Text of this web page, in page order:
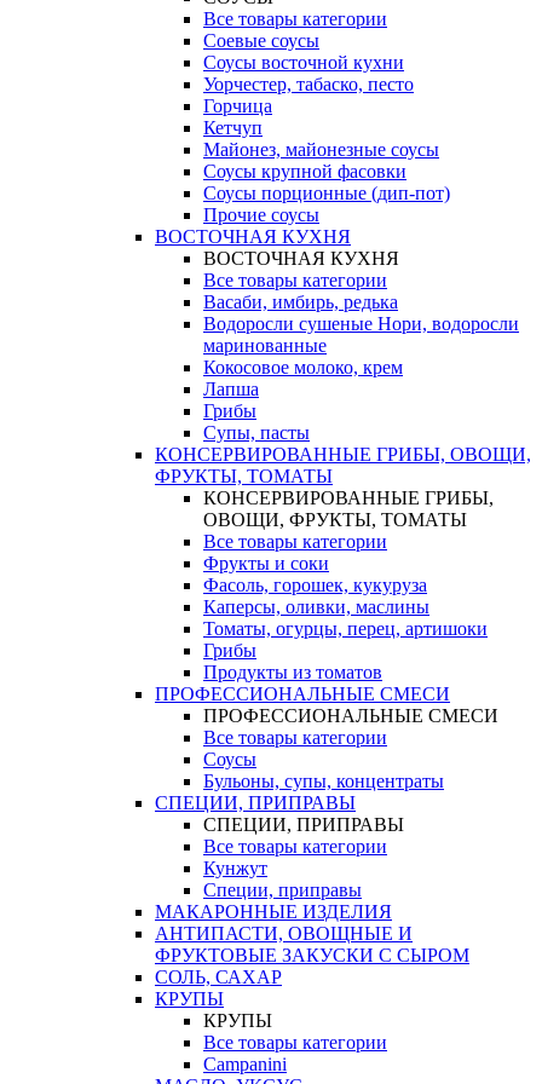
Все товары категории
Соевые соусы
Соусы восточной кухни
Уорчестер, табаско, песто
Горчица
Кетчуп
Майонез, майонезные соусы
Соусы крупной фасовки
Соусы порционные (дип-пот)
Прочие соусы
ВОСТОЧНАЯ КУХНЯ
ВОСТОЧНАЯ КУХНЯ
Все товары категории
Васаби, имбирь, редька
Водоросли сушеные Нори, водоросли
маринованные
Кокосовое молоко, крем
Лапша
Грибы
Супы, пасты
КОНСЕРВИРОВАННЫЕ ГРИБЫ, ОВОЩИ,
ФРУКТЫ, ТОМАТЫ
КОНСЕРВИРОВАННЫЕ ГРИБЫ,
ОВОЩИ, ФРУКТЫ, ТОМАТЫ
Все товары категории
Фрукты и соки
Фасоль, горошек, кукуруза
Каперсы, оливки, маслины
Томаты, огурцы, перец, артишоки
Грибы
Продукты из томатов
ПРОФЕССИОНАЛЬНЫЕ СМЕСИ
ПРОФЕССИОНАЛЬНЫЕ СМЕСИ
Все товары категории
Соусы
Бульоны, супы, концентраты
СПЕЦИИ, ПРИПРАВЫ
СПЕЦИИ, ПРИПРАВЫ
Все товары категории
Кунжут
Специи, приправы
МАКАРОННЫЕ ИЗДЕЛИЯ
АНТИПАСТИ, ОВОЩНЫЕ И
ФРУКТОВЫЕ ЗАКУСКИ С СЫРОМ
СОЛЬ, САХАР
КРУПЫ
КРУПЫ
Все товары категории
Campanini